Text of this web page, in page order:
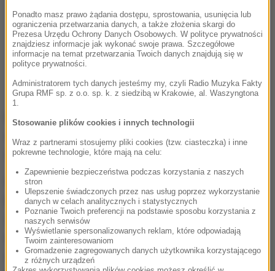
Materiały opublikowane przez resort
sprawiedliwości to pełna dokumentacja sprawy
zawierająca też samą umowę o zakupie Pegasusa.
W korespondencji kluczowe jest pismo szefa CBA
Ernesta Bejdy, zwracającego się do Zbigniewa
Ziobry o sfinansowanie zakupu i podpis Ziobry na
wyrażeniu na to zgody, i przekazaniu sprawy do
zrealizowania przez zlecającego później bezprawny
Ponadto masz prawo żądania dostępu, sprostowania, usunięcia lub
ograniczenia przetwarzania danych, a także złożenia skargi do
Prezesa Urzędu Ochrony Danych Osobowych. W polityce prywatności
znajdziesz informacje jak wykonać swoje prawa. Szczegółowe
informacje na temat przetwarzania Twoich danych znajdują się w
polityce prywatności.
Administratorem tych danych jesteśmy my, czyli Radio Muzyka Fakty
Grupa RMF sp. z o.o. sp. k. z siedzibą w Krakowie, al. Waszyngtona
1.
Stosowanie plików cookies i innych technologii
Wraz z partnerami stosujemy pliki cookies (tzw. ciasteczka) i inne
pokrewne technologie, które mają na celu:
Zapewnienie bezpieczeństwa podczas korzystania z naszych
stron
Ulepszenie świadczonych przez nas usług poprzez wykorzystanie
danych w celach analitycznych i statystycznych
Poznanie Twoich preferencji na podstawie sposobu korzystania z
naszych serwisów
Wyświetlanie spersonalizowanych reklam, które odpowiadają
Twoim zainteresowaniom
Gromadzenie zagregowanych danych użytkownika korzystającego
z różnych urządzeń